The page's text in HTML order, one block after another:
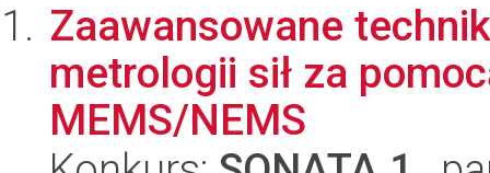
Zaawansowane
metrologii sił za
MEMS/NEMS